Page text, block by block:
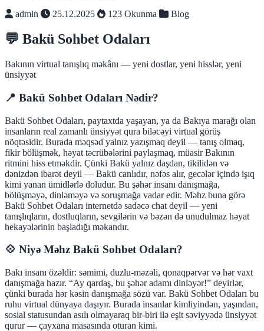
admin
25.12.2025 123 Okunma Blog
💬 Bakü Sohbet Odaları
Bakının virtual tanışlıq məkânı — yeni dostlar, yeni hisslər, yeni
ünsiyyət
📍 Bakü Sohbet Odaları Nədir?
Bakü Sohbet Odaları, paytaxtda yaşayan, ya da Bakıya marağı olan
insanların real zamanlı ünsiyyət qura biləcəyi virtual görüş
nöqtəsidir. Burada məqsəd yalnız yazışmaq deyil — tanış olmaq,
fikir bölüşmək, həyat təcrübələrini paylaşmaq, müasir Bakının
ritmini hiss etməkdir. Çünki Bakü yalnız daşdan, tikilidən və
dənizdən ibarət deyil — Bakü canlıdır, nəfəs alır, gecələr içində işıq
kimi yanan ümidlərlə doludur. Bu şəhər insanı danışmağa,
bölüşməyə, dinləməyə və soruşmağa vadar edir. Məhz buna görə
Bakü Sohbet Odaları internetdə sadəcə chat deyil — yeni
tanışlıqların, dostluqların, sevgilərin və bəzən də unudulmaz həyat
hekayələrinin başladığı məkandır.
💠 Niyə Məhz Bakü Sohbet Odaları?
Bakı insanı özəldir: səmimi, duzlu-məzəli, qonaqpərvər və hər vaxt
danışmağa hazır. “Ay qardaş, bu şəhər adamı dinləyər!” deyirlər,
çünki burada hər kəsin danışmağa sözü var. Bakü Sohbet Odaları bu
ruhu virtual dünyaya daşıyır. Burada insanlar kimliyindən, yaşından,
sosial statusundan asılı olmayaraq bir-biri ilə eşit səviyyədə ünsiyyət
qurur — çayxana masasında oturan kimi.